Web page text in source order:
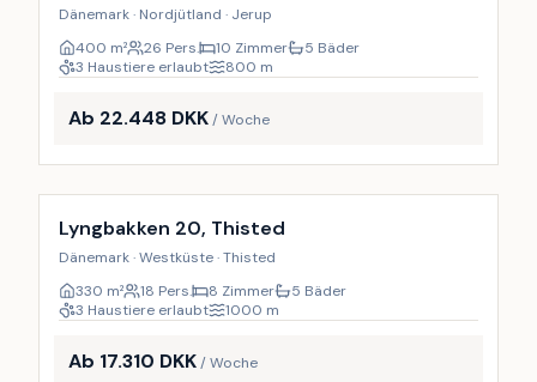
Dänemark · Nordjütland · Jerup
400 m² 26 Pers. 10 Zimmer
5 Bäder
3 Haustiere erlaubt
800 m
Ab 22.448 DKK/ Woche
Inkl. Endreinigung
Lyngbakken 20, Thisted
Dänemark · Westküste · Thisted
330 m² 18 Pers. 8 Zimmer
5 Bäder
3 Haustiere erlaubt
1000 m
Ab 17.310 DKK/ Woche